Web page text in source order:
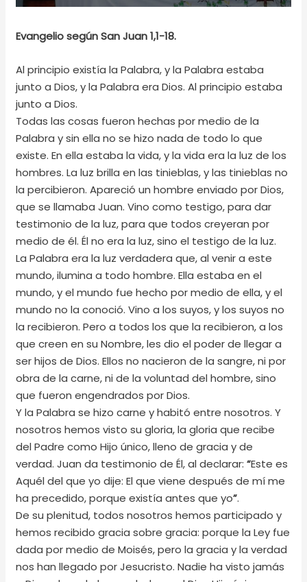
Evangelio según San Juan 1,1-18.
Al principio existía la Palabra, y la Palabra estaba
junto a Dios, y la Palabra era Dios. Al principio estaba
junto a Dios.
Todas las cosas fueron hechas por medio de la
Palabra y sin ella no se hizo nada de todo lo que
existe. En ella estaba la vida, y la vida era la luz de los
hombres. La luz brilla en las tinieblas, y las tinieblas no
la percibieron. Apareció un hombre enviado por Dios,
que se llamaba Juan. Vino como testigo, para dar
testimonio de la luz, para que todos creyeran por
medio de él. Él no era la luz, sino el testigo de la luz.
La Palabra era la luz verdadera que, al venir a este
mundo, ilumina a todo hombre. Ella estaba en el
mundo, y el mundo fue hecho por medio de ella, y el
mundo no la conoció. Vino a los suyos, y los suyos no
la recibieron. Pero a todos los que la recibieron, a los
que creen en su Nombre, les dio el poder de llegar a
ser hijos de Dios. Ellos no nacieron de la sangre, ni por
obra de la carne, ni de la voluntad del hombre, sino
que fueron engendrados por Dios.
Y la Palabra se hizo carne y habitó entre nosotros. Y
nosotros hemos visto su gloria, la gloria que recibe
del Padre como Hijo único, lleno de gracia y de
verdad. Juan da testimonio de Él, al declarar:“Este es
Aquél del que yo dije: El que viene después de mí me
ha precedido, porque existía antes que yo”.
De su plenitud, todos nosotros hemos participado y
hemos recibido gracia sobre gracia: porque la Ley fue
dada por medio de Moisés, pero la gracia y la verdad
nos han llegado por Jesucristo. Nadie ha visto jamás